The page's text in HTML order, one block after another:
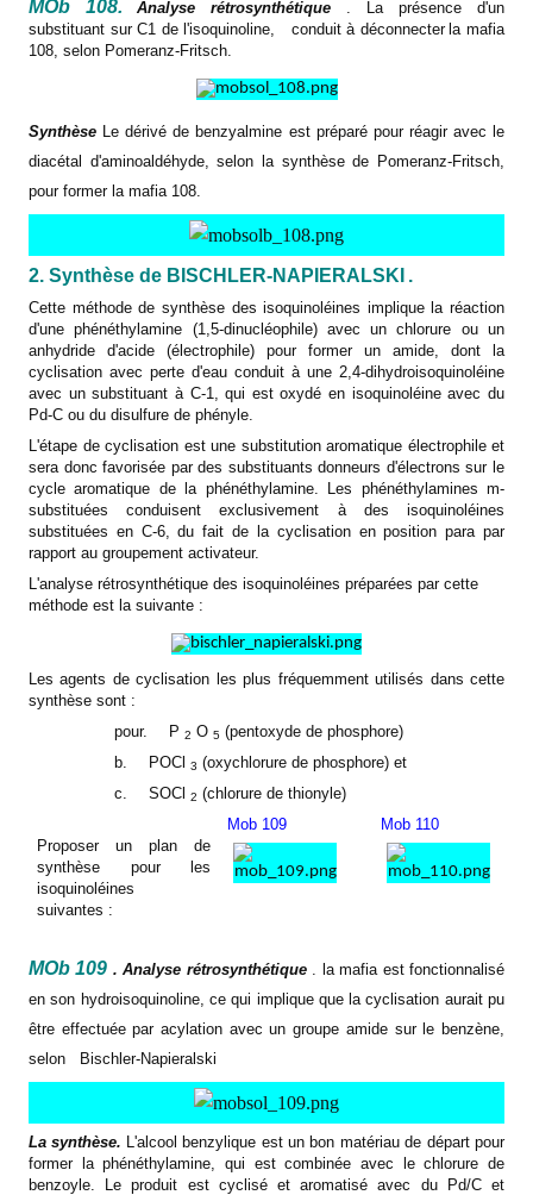
MOb 108. Analyse rétrosynthétique
. La présence d'un
substituant sur C1 de l'isoquinoline,
conduit à déconnecter la mafia
108, selon Pomeranz-Fritsch.
Synthèse
Le dérivé de benzyalmine est préparé pour réagir avec le
diacétal d'aminoaldéhyde, selon la synthèse de Pomeranz-Fritsch,
pour former la mafia 108.
2. Synthèse de BISCHLER-NAPIERALSKI .
Cette méthode de synthèse des isoquinoléines implique la réaction
d'une phénéthylamine (1,5-dinucléophile) avec un chlorure ou un
anhydride d'acide (électrophile) pour former un amide, dont la
cyclisation avec perte d'eau conduit à une 2,4-dihydroisoquinoléine
avec un substituant à C-1, qui est oxydé en isoquinoléine avec du
Pd-C ou du disulfure de phényle.
L'étape de cyclisation est une substitution aromatique électrophile et
sera donc favorisée par des substituants donneurs d'électrons sur le
cycle aromatique de la phénéthylamine. Les phénéthylamines m-
substituées conduisent exclusivement à des isoquinoléines
substituées en C-6, du fait de la cyclisation en position para par
rapport au groupement activateur.
L'analyse rétrosynthétique des isoquinoléines préparées par cette
méthode est la suivante :
Les agents de cyclisation les plus fréquemment utilisés dans cette
synthèse sont :
pour.
P 2 O 5 (pentoxyde de phosphore)
b.
POCl 3 (oxychlorure de phosphore) et
c.
SOCl 2 (chlorure de thionyle)
Proposer un plan de
synthèse pour les
isoquinoléines
suivantes :
Mob 109 Mob 110
MOb 109 . Analyse rétrosynthétique la mafia est fonctionnalisé
en son hydroisoquinoline, ce qui implique que la cyclisation aurait pu
être effectuée par acylation avec un groupe amide sur le benzène,
selon
Bischler-Napieralski
La synthèse.
L'alcool benzylique est un bon matériau de départ pour
former la phénéthylamine, qui est combinée avec le chlorure de
benzoyle. Le produit est cyclisé et aromatisé avec du Pd/C et